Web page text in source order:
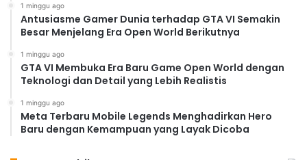
1 minggu ago
Antusiasme Gamer Dunia terhadap GTA VI Semakin
Besar Menjelang Era Open World Berikutnya
1 minggu ago
GTA VI Membuka Era Baru Game Open World dengan
Teknologi dan Detail yang Lebih Realistis
1 minggu ago
Meta Terbaru Mobile Legends Menghadirkan Hero
Baru dengan Kemampuan yang Layak Dicoba